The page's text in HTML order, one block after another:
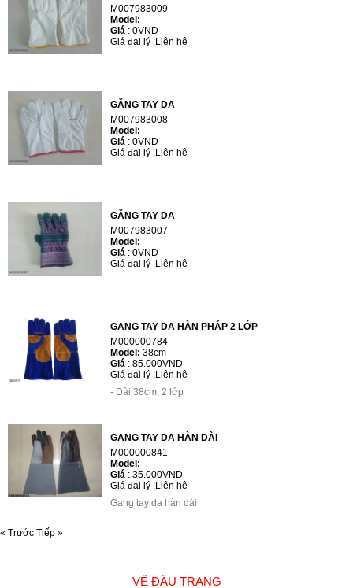
M007983009
Model:
Giá : 0VND
Giá đại lý :Liên hệ
GĂNG TAY DA
M007983008
Model:
Giá : 0VND
Giá đại lý :Liên hệ
GĂNG TAY DA
M007983007
Model:
Giá : 0VND
Giá đại lý :Liên hệ
GANG TAY DA HÀN PHÁP 2 LỚP
M000000784
Model: 38cm
Giá : 85.000VND
Giá đại lý :Liên hệ
- Dài 38cm, 2 lớp
GANG TAY DA HÀN DÀI
M000000841
Model:
Giá : 35.000VND
Giá đại lý :Liên hệ
Gang tay da hàn dài
« Trước Tiếp »
VỀ ĐẦU TRANG